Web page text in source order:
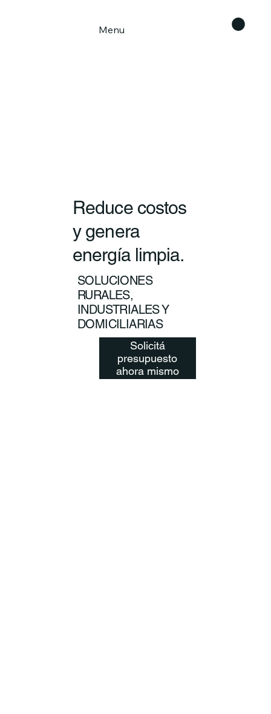
Menu
Reduce costos
y genera
energía limpia.
SOLUCIONES
RURALES,
INDUSTRIALES Y
DOMICILIARIAS
Solicitá
presupuesto
ahora mismo